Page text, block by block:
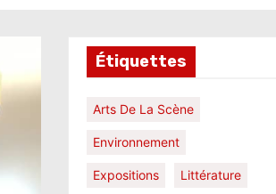
Étiquettes
Arts De La Scène
Environnement
Expositions Littérature